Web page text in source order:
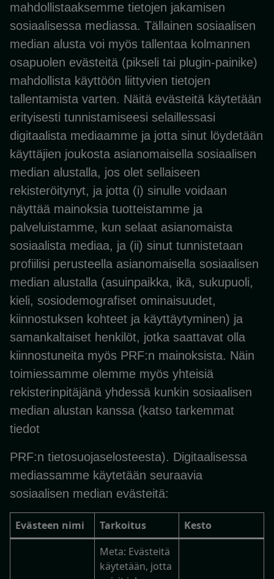
mahdollistaaksemme tietojen jakamisen
sosiaalisessa mediassa. Tällainen sosiaalisen
median alusta voi myös tallentaa kolmannen
osapuolen evästeitä (pikseli tai plugin-painike)
mahdollista käyttöön liittyvien tietojen
tallentamista varten. Näitä evästeitä käytetään
erityisesti tunnistamiseesi selaillessasi
digitaalista mediaamme ja jotta sinut löydetään
käyttäjien joukosta asianomaisella sosiaalisen
median alustalla, jos olet sellaiseen
rekisteröitynyt, ja jotta (i) sinulle voidaan
näyttää mainoksia tuotteistamme ja
palveluistamme, kun selaat asianomaista
sosiaalista mediaa, ja (ii) sinut tunnistetaan
profiilisi perusteella asianomaisella sosiaalisen
median alustalla (asuinpaikka, ikä, sukupuoli,
kieli, sosiodemografiset ominaisuudet,
kiinnostuksen kohteet ja käyttäytyminen) ja
samankaltaiset henkilöt, jotka saattavat olla
kiinnostuneita myös PRF:n mainoksista. Näin
toimiessamme olemme myös yhteisiä
rekisterinpitäjänä yhdessä kunkin sosiaalisen
median alustan kanssa (katso tarkemmat
tiedot
PRF:n tietosuojaselosteesta). Digitaalisessa
mediassamme käytetään seuraavia
sosiaalisen median evästeitä:
Evästeen nimi Tarkoitus
Kesto
Meta: Evästeitä
käytetään, jotta